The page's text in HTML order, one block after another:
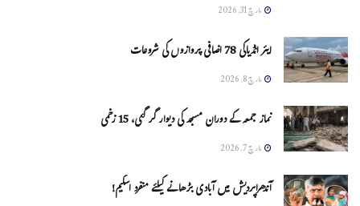
مارچ 31, 2026
ایئر انڈیاکی 78 اضافی پروازوں کی شروعات
مارچ 8, 2026
نماز جمعہ کے دوران مسجد کی دیوار گر گئی، 15 زخمی
مارچ 7, 2026
آندھراپردیش میں آبادی بڑھانے کیلئے منفرد اسکیم!